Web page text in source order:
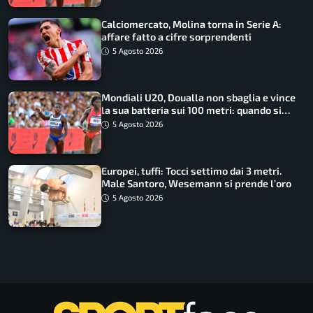
Calciomercato, Molina torna in Serie A:
affare fatto a cifre sorprendenti
5 Agosto 2026
Mondiali U20, Doualla non sbaglia e vince
la sua batteria sui 100 metri: quando si
disputano le finali
5 Agosto 2026
Europei, tuffi: Tocci settimo dai 3 metri.
Male Santoro, Wesemann si prende l’oro
5 Agosto 2026